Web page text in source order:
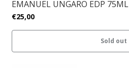
EMANUEL UNGARO EDP 75ML
€25,00
Sold out